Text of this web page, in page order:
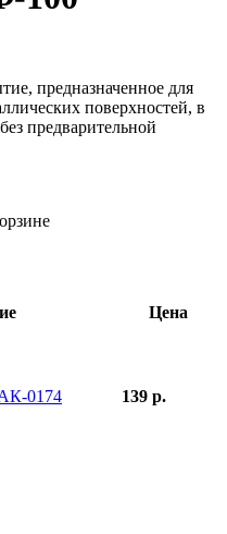
предназначенное для
поверхностей, в
предварительной
Цена
0174 139 р.